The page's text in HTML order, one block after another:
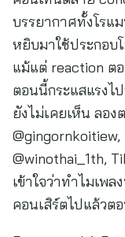
@winothai_1th,
เข้าใจว่าทำไมเพ
คอนเสิร์ตไปแล้วต
Beauty and A
เพลงแดนซ์สุดไอค
อีกครั้งแบบไม่มีใค
K-Pop หลายวงต่า